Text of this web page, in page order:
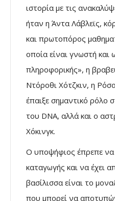
ιστορία με τις
ήταν η Άντα Λάβλεϊς,
και πρωτοπόρος
οποία είναι γνωστή και
πληροφορικής», η
Ντόροθι Χότζκιν, η
έπαιξε σημαντικό ρόλο
του DNA, αλλά και ο
Χόκινγκ.
Ο υποψήφιος έπρεπε να
καταγωγής και να έχει
βασίλισσα είναι το
που μπορεί να